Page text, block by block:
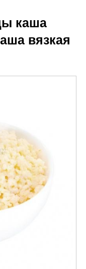
каша
вязкая